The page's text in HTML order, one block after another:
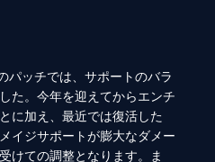
パッチでは、サポートのバラ
た。今年を迎えてからエンチ
に加え、最近では復活した
イジサポートが膨大なダメー
けての調整となります。ま